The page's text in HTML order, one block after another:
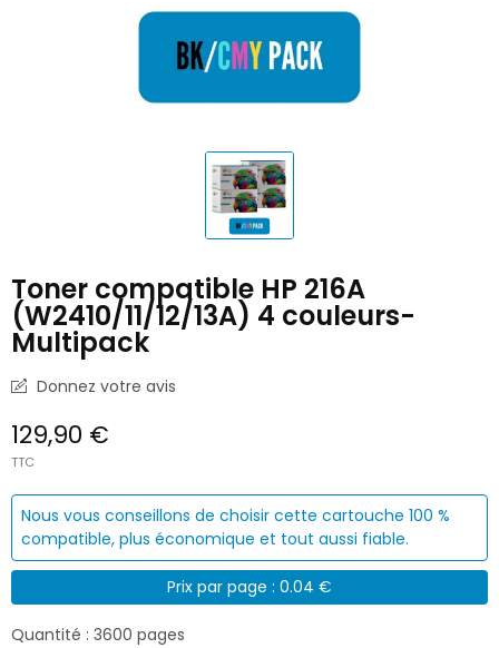
Toner compatible HP 216A
(W2410/11/12/13A) 4 couleurs-
Multipack
Donnez votre avis
129,90 €
TTC
Nous vous conseillons de choisir cette cartouche 100 %
compatible, plus économique et tout aussi fiable.
Prix par page : 0.04 €
Quantité : 3600 pages